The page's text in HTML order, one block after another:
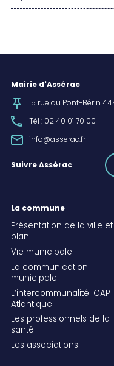
Mairie d'Assérac
15 rue du Pont-Bérin
Tél : 02 40 01 70 00
info@asserac.fr
Suivre Assérac
La commune
Présentation de la ville et
plan
Vie municipale
La communication
municipale
L’intercommunalité: CAP
Atlantique
Les professionnels de la
santé
Les associations